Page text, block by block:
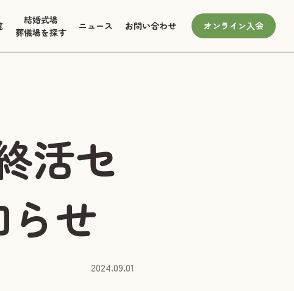
結婚式場
葬儀場を探す
ニュース お問い合わせ オンライン入会
活セ
せ
2024.09.01